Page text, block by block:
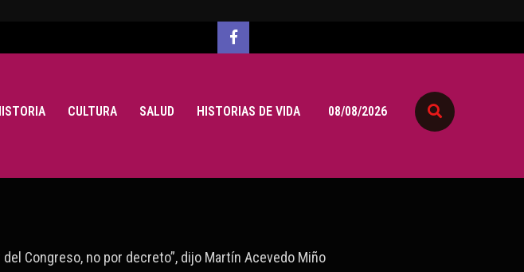
CULTURA SALUD HISTORIAS DE VIDA 08/08/2026
Congreso, no por decreto”, dijo Martín Acevedo Miño